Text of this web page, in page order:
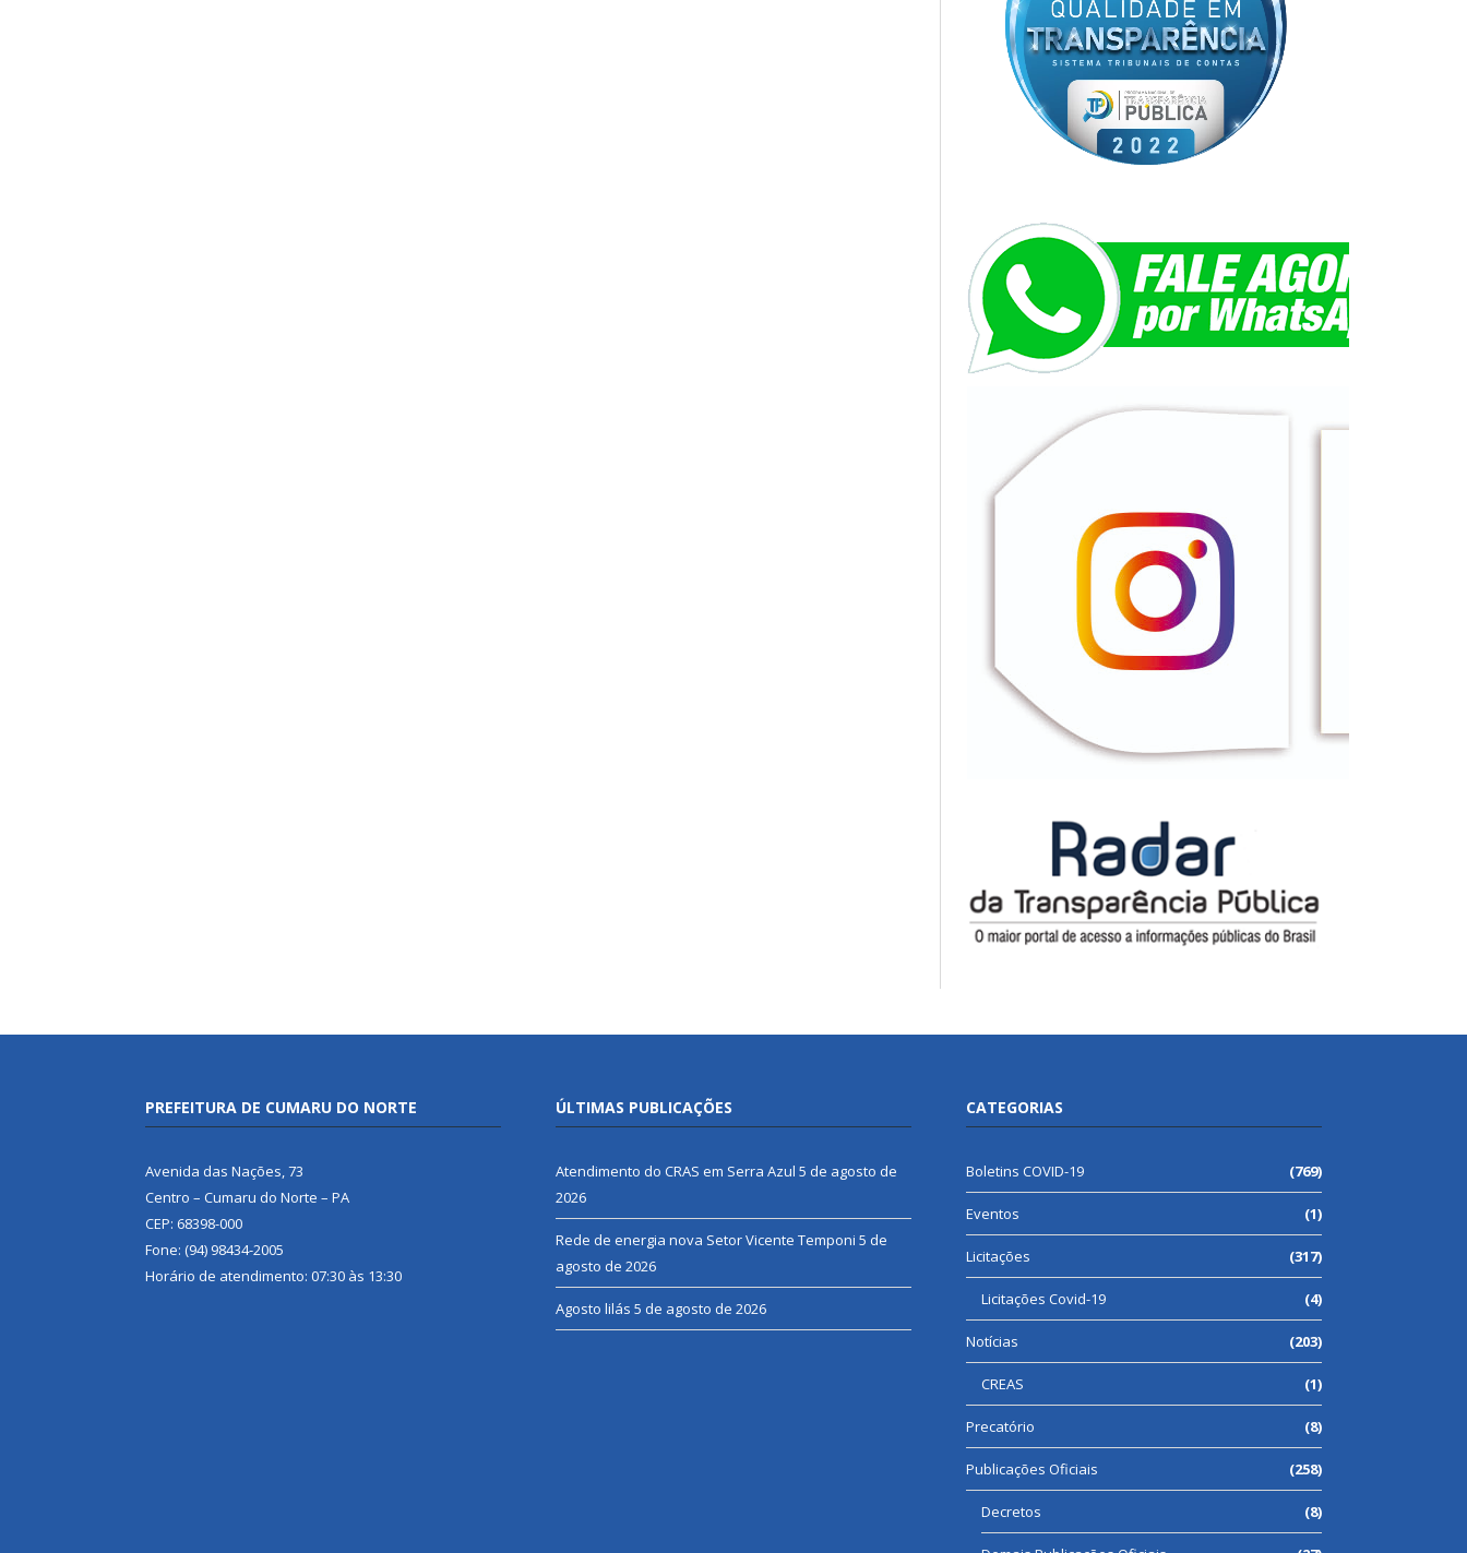
PREFEITURA DE CUMARU DO NORTE
Avenida das Nações, 73
Centro – Cumaru do Norte – PA
CEP: 68398-000
Fone: (94) 98434-2005
Horário de atendimento: 07:30 às 13:30
ÚLTIMAS PUBLICAÇÕES
Atendimento do CRAS em Serra Azul 5 de agosto de
2026
Rede de energia nova Setor Vicente Temponi 5 de
agosto de 2026
Agosto lilás 5 de agosto de 2026
CATEGORIAS
Boletins COVID-19 (769)
Eventos (1)
Licitações (317)
Licitações Covid-19 (4)
Notícias (203)
CREAS (1)
Precatório (8)
Publicações Oficiais (258)
Decretos (8)